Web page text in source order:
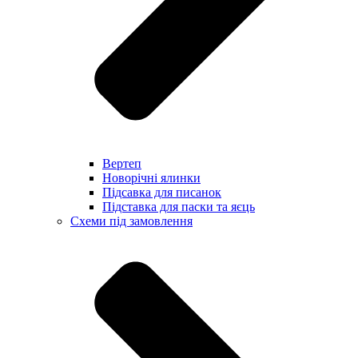
Вертеп
Новорічні ялинки
Підсавка для писанок
Підставка для паски та яєць
Схеми під замовлення